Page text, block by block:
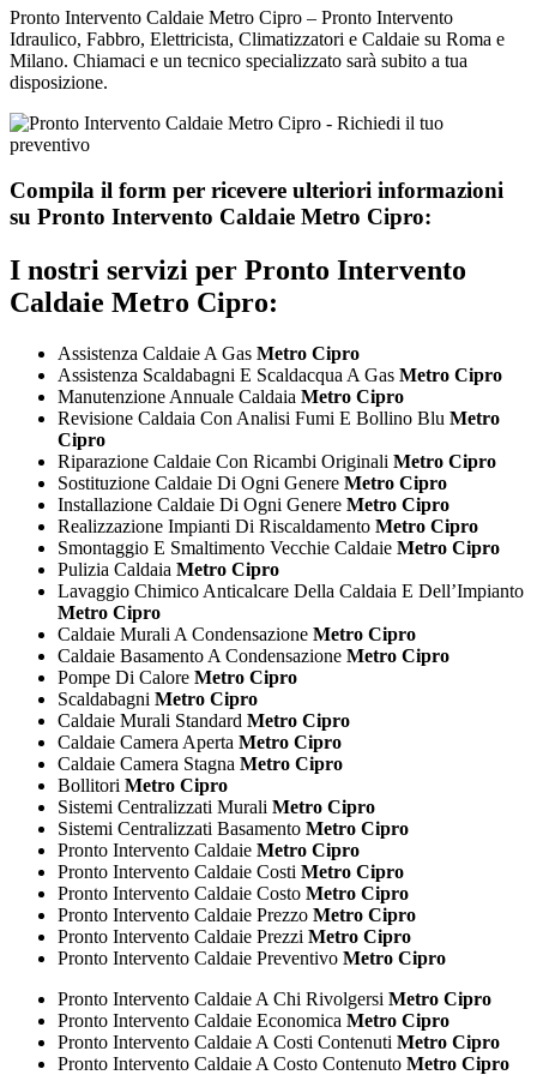
Pronto Intervento Caldaie Metro Cipro – Pronto Intervento
Idraulico, Fabbro, Elettricista, Climatizzatori e Caldaie su Roma e
Milano. Chiamaci e un tecnico specializzato sarà subito a tua
disposizione.
Compila il form per ricevere ulteriori informazioni
su Pronto Intervento Caldaie Metro Cipro:
I nostri servizi per Pronto Intervento
Caldaie Metro Cipro:
Assistenza Caldaie A Gas Metro Cipro
Assistenza Scaldabagni E Scaldacqua A Gas Metro Cipro
Manutenzione Annuale Caldaia Metro Cipro
Revisione Caldaia Con Analisi Fumi E Bollino Blu Metro
Cipro
Riparazione Caldaie Con Ricambi Originali Metro Cipro
Sostituzione Caldaie Di Ogni Genere Metro Cipro
Installazione Caldaie Di Ogni Genere Metro Cipro
Realizzazione Impianti Di Riscaldamento Metro Cipro
Smontaggio E Smaltimento Vecchie Caldaie Metro Cipro
Pulizia Caldaia Metro Cipro
Lavaggio Chimico Anticalcare Della Caldaia E Dell’Impianto
Metro Cipro
Caldaie Murali A Condensazione Metro Cipro
Caldaie Basamento A Condensazione Metro Cipro
Pompe Di Calore Metro Cipro
Scaldabagni Metro Cipro
Caldaie Murali Standard Metro Cipro
Caldaie Camera Aperta Metro Cipro
Caldaie Camera Stagna Metro Cipro
Bollitori Metro Cipro
Sistemi Centralizzati Murali Metro Cipro
Sistemi Centralizzati Basamento Metro Cipro
Pronto Intervento Caldaie Metro Cipro
Pronto Intervento Caldaie Costi Metro Cipro
Pronto Intervento Caldaie Costo Metro Cipro
Pronto Intervento Caldaie Prezzo Metro Cipro
Pronto Intervento Caldaie Prezzi Metro Cipro
Pronto Intervento Caldaie Preventivo Metro Cipro
Pronto Intervento Caldaie A Chi Rivolgersi Metro Cipro
Pronto Intervento Caldaie Economica Metro Cipro
Pronto Intervento Caldaie A Costi Contenuti Metro Cipro
Pronto Intervento Caldaie A Costo Contenuto Metro Cipro